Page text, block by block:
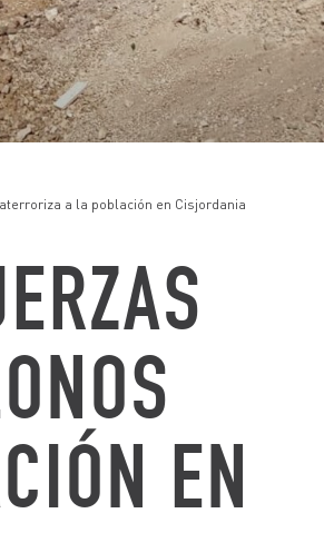
a la población en Cisjordania
EN